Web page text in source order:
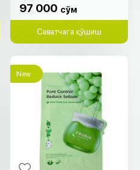
97 000 cўм
Саватчага қўшиш
New